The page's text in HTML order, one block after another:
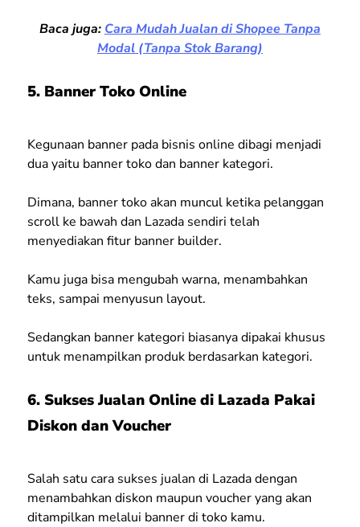
Baca juga: Cara Mudah Jualan di Shopee Tanpa
Modal (Tanpa Stok Barang)
5. Banner Toko Online
Kegunaan banner pada bisnis online dibagi menjadi
dua yaitu banner toko dan banner kategori.
Dimana, banner toko akan muncul ketika pelanggan
scroll ke bawah dan Lazada sendiri telah
menyediakan fitur banner builder.
Kamu juga bisa mengubah warna, menambahkan
teks, sampai menyusun layout.
Sedangkan banner kategori biasanya dipakai khusus
untuk menampilkan produk berdasarkan kategori.
6. Sukses Jualan Online di Lazada Pakai
Diskon dan Voucher
Salah satu cara sukses jualan di Lazada dengan
menambahkan diskon maupun voucher yang akan
ditampilkan melalui banner di toko kamu.